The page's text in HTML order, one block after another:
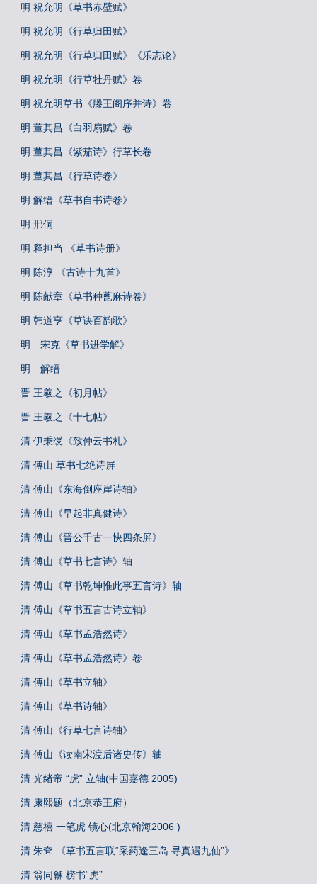
明 祝允明《草书赤壁赋》
明 祝允明《行草归田赋》
明 祝允明《行草归田赋》《乐志论》
明 祝允明《行草牡丹赋》卷
明 祝允明草书《滕王阁序并诗》卷
明 董其昌《白羽扇赋》卷
明 董其昌《紫茄诗》行草长卷
明 董其昌《行草诗卷》
明 解缙《草书自书诗卷》
明 邢侗
明 释担当 《草书诗册》
明 陈淳 《古诗十九首》
明 陈献章《草书种蓖麻诗卷》
明 韩道亨《草诀百韵歌》
明 宋克《草书进学解》
明 解缙
晋 王羲之《初月帖》
晋 王羲之《十七帖》
清 伊秉绶《致仲云书札》
清 傅山 草书七绝诗屏
清 傅山《东海倒座崖诗轴》
清 傅山《早起非真健诗》
清 傅山《晋公千古一快四条屏》
清 傅山《草书七言诗》轴
清 傅山《草书乾坤惟此事五言诗》轴
清 傅山《草书五言古诗立轴》
清 傅山《草书孟浩然诗》
清 傅山《草书孟浩然诗》卷
清 傅山《草书立轴》
清 傅山《草书诗轴》
清 傅山《行草七言诗轴》
清 傅山《读南宋渡后诸史传》轴
清 光绪帝 “虎” 立轴(中国嘉德 2005)
清 康熙题（北京恭王府）
清 慈禧 一笔虎 镜心(北京翰海2006 )
清 朱耷 《草书五言联“采药逢三岛 寻真遇九仙”》
清 翁同龢 榜书“虎”